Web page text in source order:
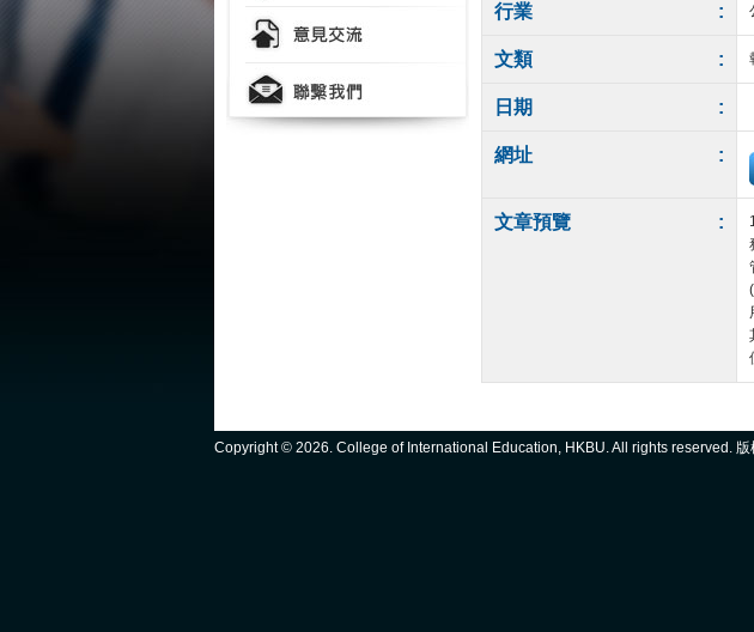
行業 :
文類 :
日期 :
網址 :
文章預覽 :
Copyright © 2026. College of International Education, HKBU. All rights reserved. 版